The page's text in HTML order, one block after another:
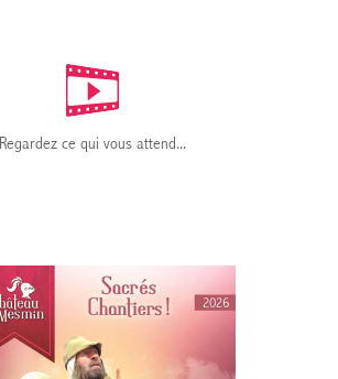
Regardez ce qui vous attend...